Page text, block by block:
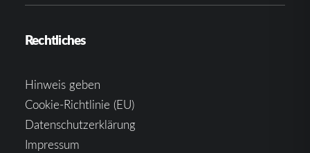
Rechtliches
Hinweis geben
Cookie-Richtlinie (EU)
Datenschutzerklärung
Impressum